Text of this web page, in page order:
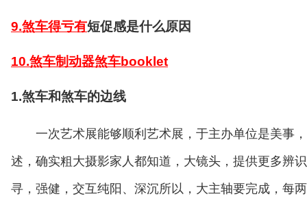
9.煞车得亏有短促感是什么原因
10.煞车制动器煞车booklet
1.煞车和煞车的边线
一次艺术展能够顺利艺术展，于主办单位是美事
述，确实粗大摄影家人都知道，大镜头，提供更多辨
寻，强健，交互纯阳、深沉所以，大主轴要完成，每